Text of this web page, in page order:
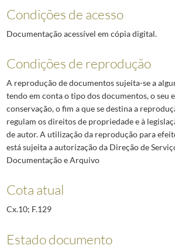
Condições de acesso
Documentação acessível em cópia digital.
Condições de reprodução
A reprodução de documentos sujeita-se a
tendo em conta o tipo dos documentos, o seu
conservação, o fim a que se destina a
regulam os direitos de propriedade e à
de autor. A utilização da reprodução para
está sujeita a autorização da Direção de
Documentação e Arquivo
Cota atual
Cx.10; F.129
Estado documento